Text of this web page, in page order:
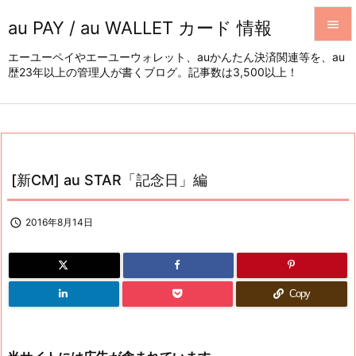
au PAY / au WALLET カード 情報
エーユーペイやエーユーウォレット、auかんたん決済関連等を、au
歴23年以上の管理人が書くブログ。記事数は3,500以上！



[新CM] au STAR「記念日」編
 2016年8月14日
Copy